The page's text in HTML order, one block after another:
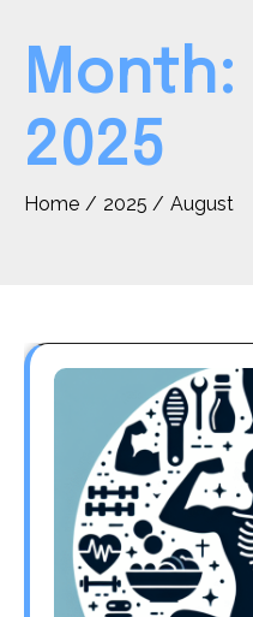
Month:
2025
Home 2025 August